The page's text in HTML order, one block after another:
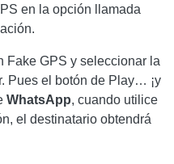
en la opción llamada
Fake GPS y seleccionar la
Pues el botón de Play… ¡y
WhatsApp, cuando utilice
el destinatario obtendrá